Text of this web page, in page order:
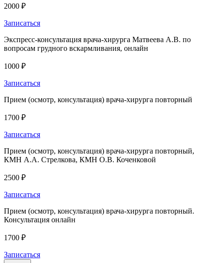
2000 ₽
Записаться
Экспресс-консультация врача-хирурга Матвеева А.В. по
вопросам грудного вскармливания, онлайн
1000 ₽
Записаться
Прием (осмотр, консультация) врача-хирурга повторный
1700 ₽
Записаться
Прием (осмотр, консультация) врача-хирурга повторный,
КМН А.А. Стрелкова, КМН О.В. Коченковой
2500 ₽
Записаться
Прием (осмотр, консультация) врача-хирурга повторный.
Консультация онлайн
1700 ₽
Записаться